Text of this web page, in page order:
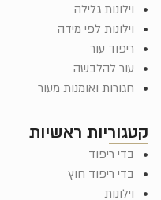
קטגוריות ראשיות
בדי ריפוד
בדי ריפוד חוץ
וילונות
וילונות גלילה
וילונות לפי מידה
ריפוד עור
עור להלבשה
חגורות ואומנות מעור